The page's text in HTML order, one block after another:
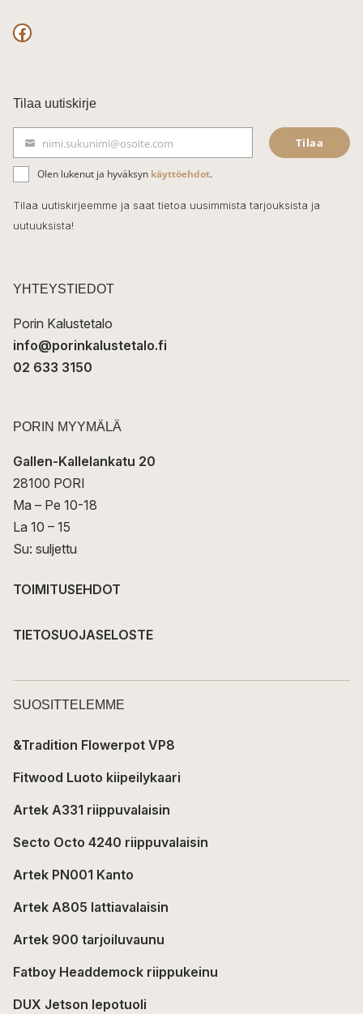
F
c
e
b
o
o
k
Tilaa uutiskirje
ä
h
k
t
nimi.sukunimi@osoite.com Tilaa
Olen lukenut ja hyväksyn käyttöehdot.
Tilaa uutiskirjeemme ja saat tietoa uusimmista tarjouksista ja
uutuuksista!
YHTEYSTIEDOT
Porin Kalustetalo
info@porinkalustetalo.fi
02 633 3150
PORIN MYYMÄLÄ
Gallen-Kallelankatu 20
28100 PORI
Ma – Pe 10-18
La 10 – 15
Su: suljettu
TOIMITUSEHDOT
TIETOSUOJASELOSTE
SUOSITTELEMME
&Tradition Flowerpot VP8
Fitwood Luoto kiipeilykaari
Artek A331 riippuvalaisin
Secto Octo 4240 riippuvalaisin
Artek PN001 Kanto
Artek A805 lattiavalaisin
Artek 900 tarjoiluvaunu
Fatboy Headdemock riippukeinu
DUX Jetson lepotuoli